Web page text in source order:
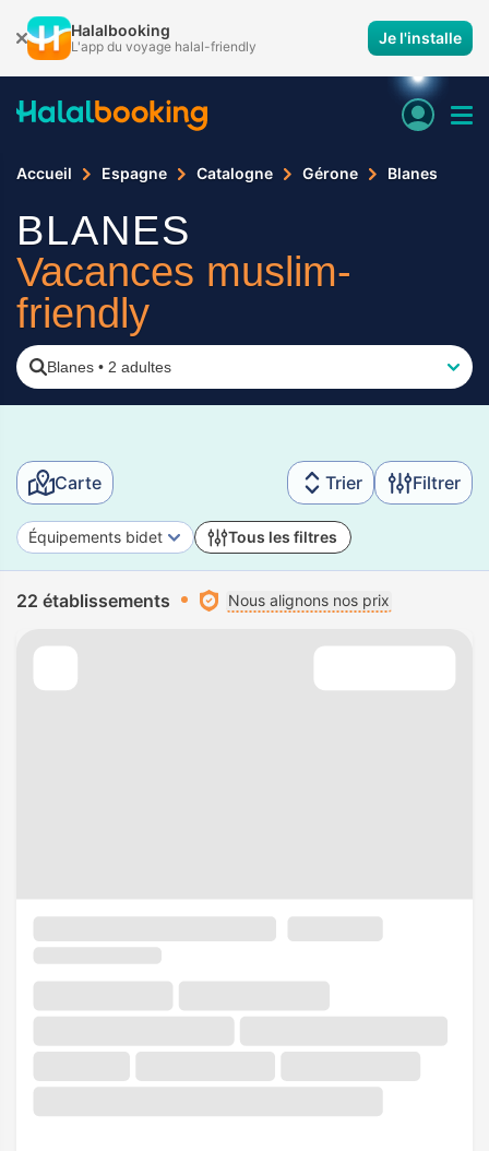
Halalbooking
L'app du voyage halal-friendly Je l'installe
Accueil Espagne Catalogne Gérone Blanes
BLANES
Vacances muslim-
friendly
Blanes • 2 adultes
Carte Trier Filtrer
Équipements bidet Tous les filtres
22 établissements Nous alignons nos prix